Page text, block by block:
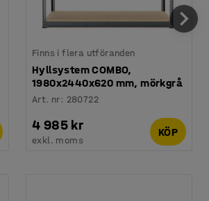
Finns i flera utföranden
Hyllsystem COMBO,
1980x2440x620 mm, mörkgrå
Art. nr: 280722
4 985 kr
exkl. moms
KÖP